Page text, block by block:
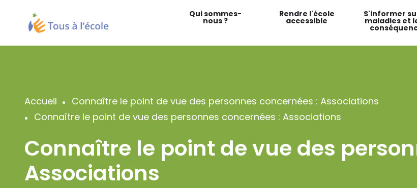
contenu
principal
Qui sommes-
nous ?
Rendre l'école
accessible
S'informer
maladies et
Fil
d'Ariane
Accueil
Connaître le point de vue des personnes concernées : Associations
Connaître le point de vue des personnes concernées : Associations
Connaître le point de vue des
Associations